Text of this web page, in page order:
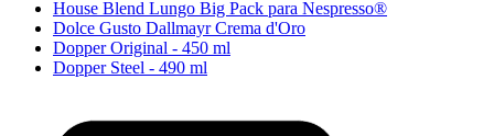
House Blend Lungo Big Pack para Nespresso®
Dolce Gusto Dallmayr Crema d'Oro
Dopper Original - 450 ml
Dopper Steel - 490 ml